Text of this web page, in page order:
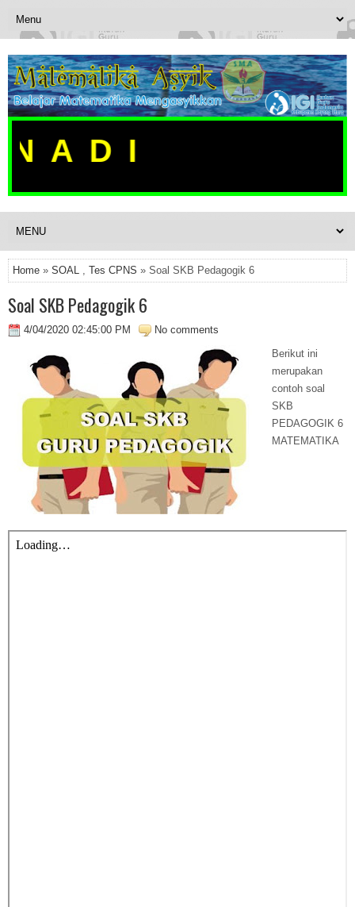
Home » SOAL , Tes CPNS » Soal SKB Pedagogik 6
Soal SKB Pedagogik 6
4/04/2020 02:45:00 PM
No comments
Berikut ini
merupakan
contoh soal
SKB
PEDAGOGIK 6
MATEMATIKA